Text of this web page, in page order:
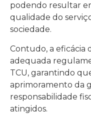
podendo resultar
qualidade do
sociedade.
Contudo, a eficácia
adequada
TCU, garantindo
aprimoramento da
responsabilidade
atingidos.